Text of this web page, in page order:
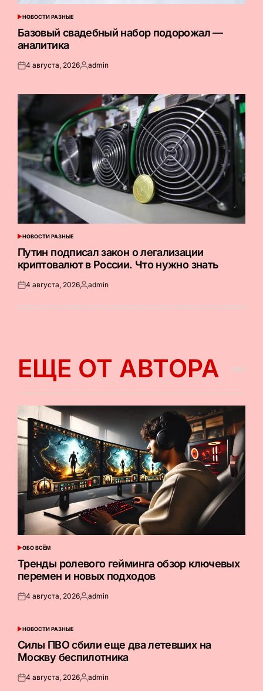
ОПУБЛИКОВАНО
В
НОВОСТИ РАЗНЫЕ
Базовый свадебный набор подорожал —
аналитика
Опубликовано
4 августа, 2026Запись
admin
ОПУБЛИКОВАНО
В
НОВОСТИ РАЗНЫЕ
Путин подписал закон о легализации
криптовалют в России. Что нужно знать
Опубликовано
4 августа, 2026Запись
admin
ЕЩЕ ОТ АВТОРА
ОПУБЛИКОВАНО
В
ОБО ВСЁМ
Тренды ролевого гейминга обзор ключевых
перемен и новых подходов
Опубликовано
4 августа, 2026Запись
admin
ОПУБЛИКОВАНО
В
НОВОСТИ РАЗНЫЕ
Силы ПВО сбили еще два летевших на
Москву беспилотника
Опубликовано
4 августа, 2026Запись
admin